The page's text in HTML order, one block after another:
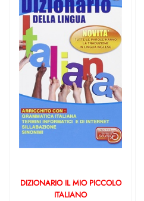
DIZIONARIO IL MIO PICCOLO
ITALIANO